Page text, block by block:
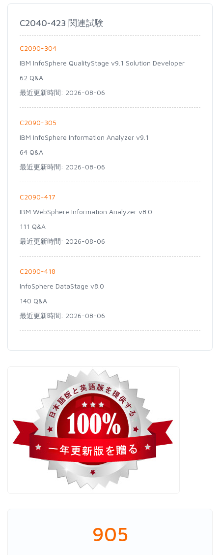
C2040-423 関連試験
C2090-304
IBM InfoSphere QualityStage v9.1 Solution Developer
62 Q&A
最近更新時間: 2026-08-06
C2090-305
IBM InfoSphere Information Analyzer v9.1
64 Q&A
最近更新時間: 2026-08-06
C2090-417
IBM WebSphere Information Analyzer v8.0
111 Q&A
最近更新時間: 2026-08-06
C2090-418
InfoSphere DataStage v8.0
140 Q&A
最近更新時間: 2026-08-06
905